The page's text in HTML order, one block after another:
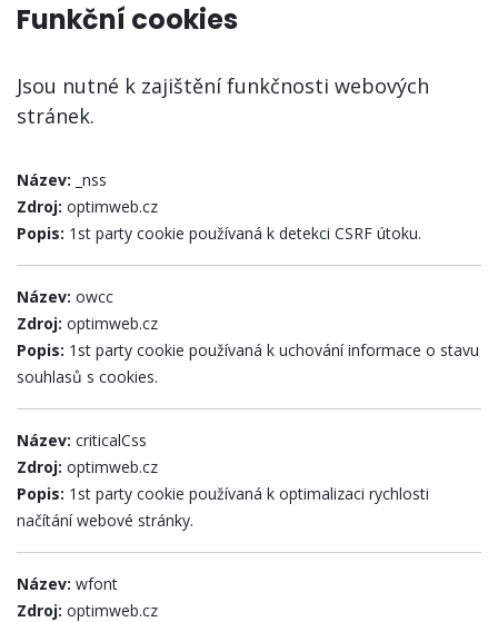
Funkční cookies
Jsou nutné k zajištění funkčnosti webových
stránek.
Název: _nss
Zdroj: optimweb.cz
Popis: 1st party cookie používaná k detekci CSRF útoku.
Název: owcc
Zdroj: optimweb.cz
Popis: 1st party cookie používaná k uchování informace o stavu
souhlasů s cookies.
Název: criticalCss
Zdroj: optimweb.cz
Popis: 1st party cookie používaná k optimalizaci rychlosti
načítání webové stránky.
Název: wfont
Zdroj: optimweb.cz